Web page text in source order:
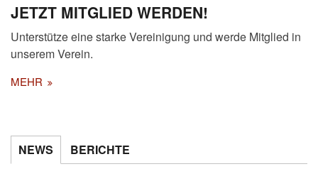
JETZT MITGLIED WERDEN!
Unterstütze eine starke Vereinigung und werde Mitglied in
unserem Verein.
MEHR
NEWS BERICHTE